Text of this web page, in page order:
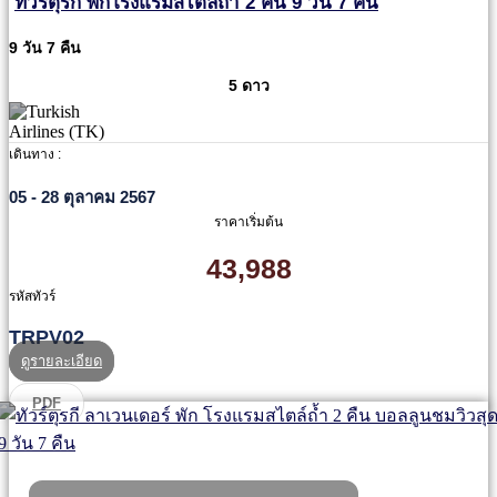
9 วัน 7 คืน
5 ดาว
เดินทาง :
05 - 28 ตุลาคม 2567
ราคาเริ่มต้น
43,988
รหัสทัวร์
TRPV02
ดูรายละเอียด
PDF